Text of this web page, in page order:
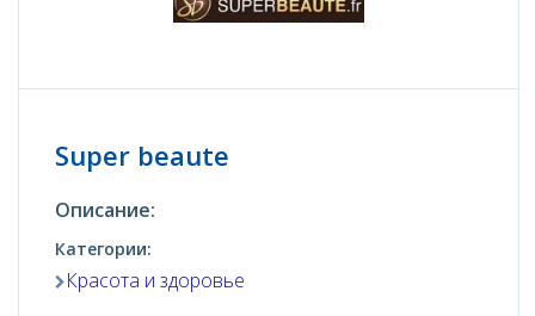
Super beaute
Описание:
Категории:
Красота и здоровье